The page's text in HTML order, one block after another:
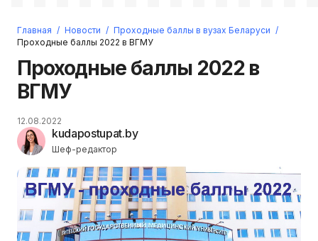
Войти
Регистрация
Прислать пароль
Главная / Новости / Проходные баллы в вузах Беларуси /
Проходные баллы 2022 в ВГМУ
Проходные баллы 2022 в
ВГМУ
kudapostupat.by
Шеф-редактор
12.08.2022